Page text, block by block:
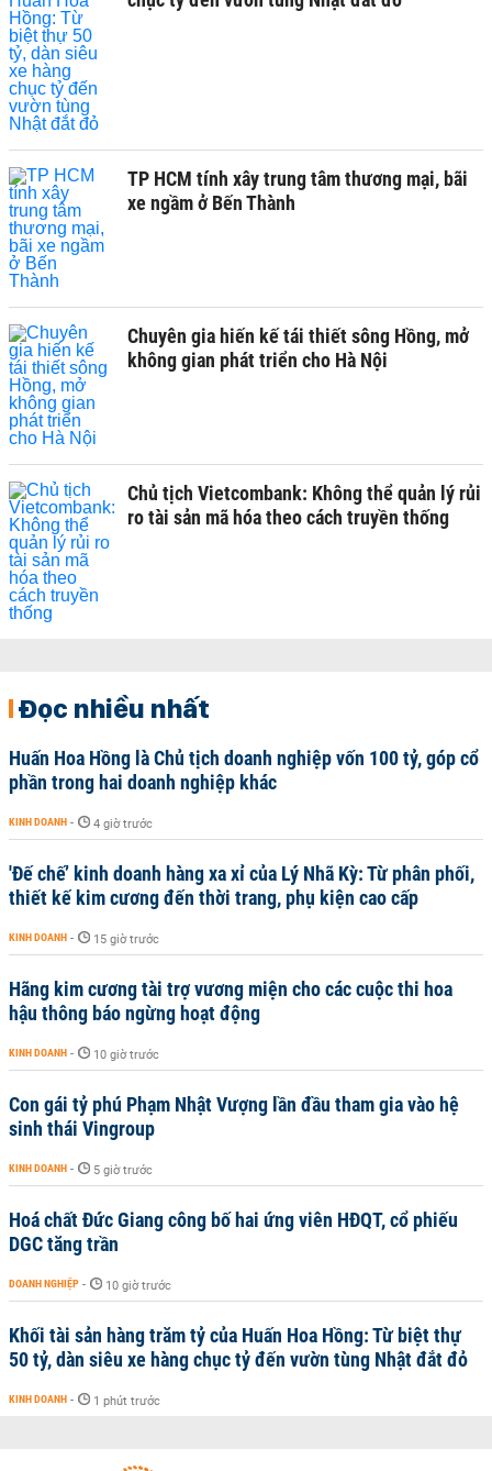
TP HCM tính xây trung tâm thương mại, bãi
xe ngầm ở Bến Thành
Chuyên gia hiến kế tái thiết sông Hồng, mở
không gian phát triển cho Hà Nội
Chủ tịch Vietcombank: Không thể quản lý rủi
ro tài sản mã hóa theo cách truyền thống
Đọc nhiều nhất
Huấn Hoa Hồng là Chủ tịch doanh nghiệp vốn 100 tỷ, góp cổ
phần trong hai doanh nghiệp khác
KINH DOANH - 4 giờ trước
'Đế chế’ kinh doanh hàng xa xỉ của Lý Nhã Kỳ: Từ phân phối,
thiết kế kim cương đến thời trang, phụ kiện cao cấp
KINH DOANH - 15 giờ trước
Hãng kim cương tài trợ vương miện cho các cuộc thi hoa
hậu thông báo ngừng hoạt động
KINH DOANH - 10 giờ trước
Con gái tỷ phú Phạm Nhật Vượng lần đầu tham gia vào hệ
sinh thái Vingroup
KINH DOANH - 5 giờ trước
Hoá chất Đức Giang công bố hai ứng viên HĐQT, cổ phiếu
DGC tăng trần
DOANH NGHIỆP - 10 giờ trước
Khối tài sản hàng trăm tỷ của Huấn Hoa Hồng: Từ biệt thự
50 tỷ, dàn siêu xe hàng chục tỷ đến vườn tùng Nhật đắt đỏ
KINH DOANH - 1 phút trước